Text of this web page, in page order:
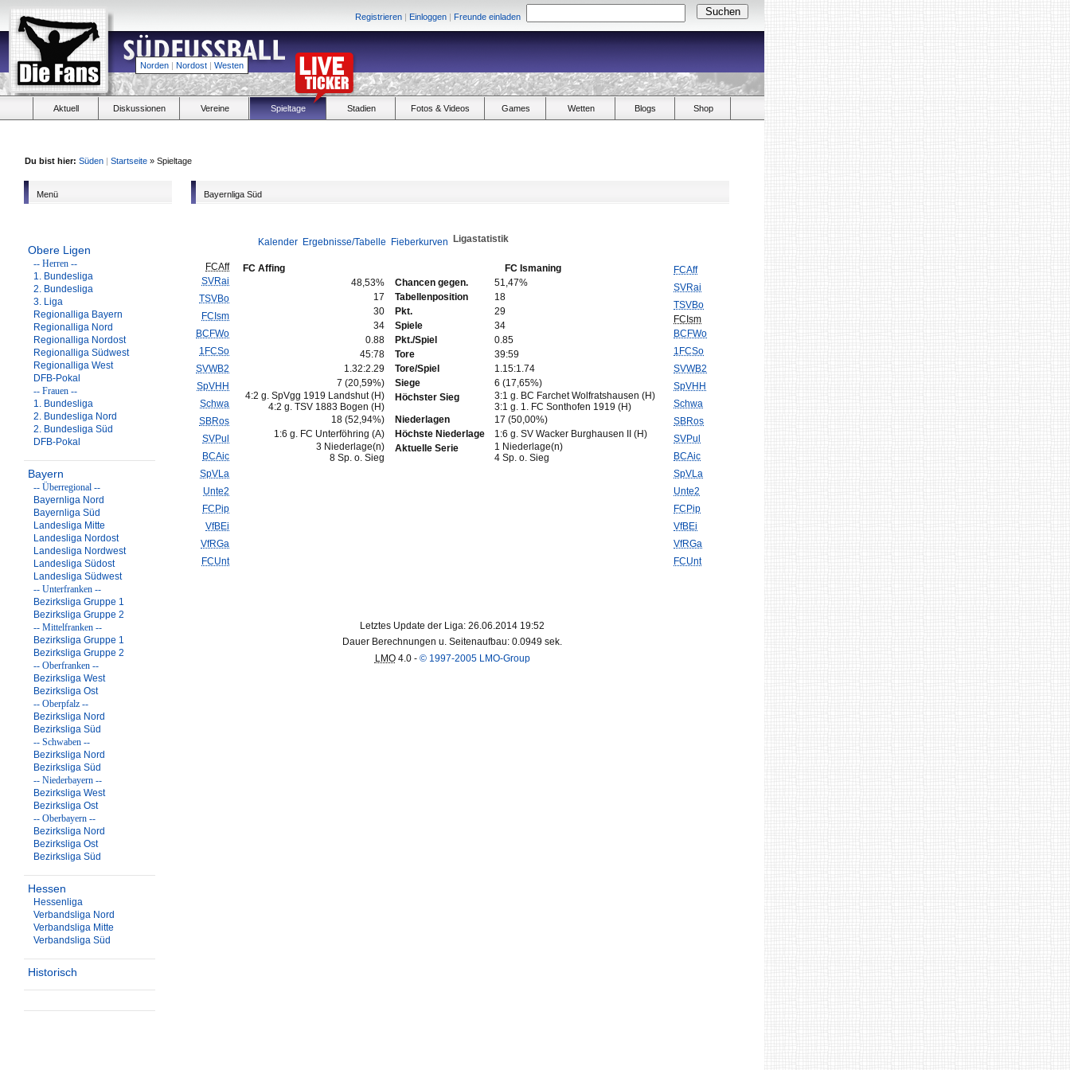
Registrieren | Einloggen | Freunde einladen
Norden | Nordost | Westen
Aktuell Diskussionen Vereine Spieltage Stadien Fotos & Videos Games Wetten Blogs Shop
Du bist hier: Süden | Startseite » Spieltage
Menü
Obere Ligen
-- Herren --
1. Bundesliga
2. Bundesliga
3. Liga
Regionalliga Bayern
Regionalliga Nord
Regionalliga Nordost
Regionalliga Südwest
Regionalliga West
DFB-Pokal
-- Frauen --
1. Bundesliga
2. Bundesliga Nord
2. Bundesliga Süd
DFB-Pokal
Bayern
-- Überregional --
Bayernliga Nord
Bayernliga Süd
Landesliga Mitte
Landesliga Nordost
Landesliga Nordwest
Landesliga Südost
Landesliga Südwest
-- Unterfranken --
Bezirksliga Gruppe 1
Bezirksliga Gruppe 2
-- Mittelfranken --
Bezirksliga Gruppe 1
Bezirksliga Gruppe 2
-- Oberfranken --
Bezirksliga West
Bezirksliga Ost
-- Oberpfalz --
Bezirksliga Nord
Bezirksliga Süd
-- Schwaben --
Bezirksliga Nord
Bezirksliga Süd
-- Niederbayern --
Bezirksliga West
Bezirksliga Ost
-- Oberbayern --
Bezirksliga Nord
Bezirksliga Ost
Bezirksliga Süd
Hessen
Hessenliga
Verbandsliga Nord
Verbandsliga Mitte
Verbandsliga Süd
Historisch
Bayernliga Süd
Kalender Ergebnisse/Tabelle Fieberkurven Ligastatistik
FCAff
SVRai
TSVBo
FCIsm
BCFWo
1FCSo
SVWB2
SpVHH
Schwa
SBRos
SVPul
BCAic
SpVLa
Unte2
FCPip
VfBEi
VfRGa
FCUnt
FC Affing
FC Ismaning
48,53%
Chancen gegen.
51,47%
17
Tabellenposition
18
30
Pkt.
29
34
Spiele
34
0.88
Pkt./Spiel
0.85
45:78
Tore
39:59
1.32:2.29
Tore/Spiel
1.15:1.74
7 (20,59%)
Siege
6 (17,65%)
4:2 g. SpVgg 1919 Landshut (H)
4:2 g. TSV 1883 Bogen (H)
Höchster Sieg
3:1 g. BC Farchet Wolfratshausen (H)
3:1 g. 1. FC Sonthofen 1919 (H)
18 (52,94%)
Niederlagen
17 (50,00%)
1:6 g. FC Unterföhring (A)
Höchste Niederlage
1:6 g. SV Wacker Burghausen II (H)
3 Niederlage(n)
8 Sp. o. Sieg
Aktuelle Serie
1 Niederlage(n)
4 Sp. o. Sieg
FCAff
SVRai
TSVBo
FCIsm
BCFWo
1FCSo
SVWB2
SpVHH
Schwa
SBRos
SVPul
BCAic
SpVLa
Unte2
FCPip
VfBEi
VfRGa
FCUnt
Letztes Update der Liga: 26.06.2014 19:52
Dauer Berechnungen u. Seitenaufbau: 0.0949 sek.
LMO4.0 - © 1997-2005 LMO-Group